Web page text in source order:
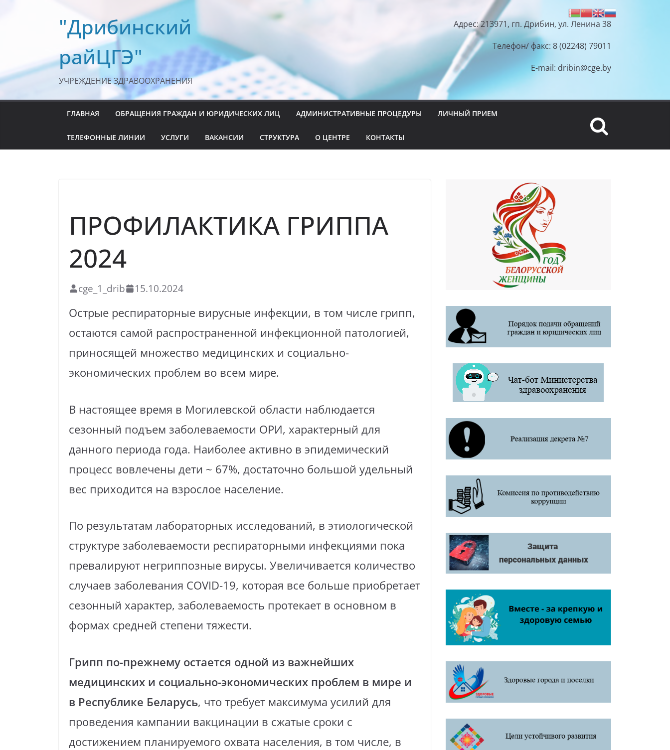
"Дрибинский
райЦГЭ"
УЧРЕЖДЕНИЕ ЗДРАВООХРАНЕНИЯ
Адрес: 213971, гп. Дрибин, ул. Ленина 38
Телефон/ факс: 8 (02248) 79011
E-mail: dribin@cge.by
ГЛАВНАЯ ОБРАЩЕНИЯ ГРАЖДАН И ЮРИДИЧЕСКИХ ЛИЦ АДМИНИСТРАТИВНЫЕ ПРОЦЕДУРЫ ЛИЧНЫЙ ПРИЕМ
ТЕЛЕФОННЫЕ ЛИНИИ УСЛУГИ ВАКАНСИИ СТРУКТУРА О ЦЕНТРЕ КОНТАКТЫ
ПРОФИЛАКТИКА ГРИППА
2024
cge_1_drib 15.10.2024
Острые респираторные вирусные инфекции, в том числе грипп,
остаются самой распространенной инфекционной патологией,
приносящей множество медицинских и социально-
экономических проблем во всем мире.
В настоящее время в Могилевской области наблюдается
сезонный подъем заболеваемости ОРИ, характерный для
данного периода года. Наиболее активно в эпидемический
процесс вовлечены дети ~ 67%, достаточно большой удельный
вес приходится на взрослое население.
По результатам лабораторных исследований, в этиологической
структуре заболеваемости респираторными инфекциями пока
превалируют негриппозные вирусы. Увеличивается количество
случаев заболевания COVID-19, которая все больше приобретает
сезонный характер, заболеваемость протекает в основном в
формах средней степени тяжести.
Грипп по-прежнему остается одной из важнейших
медицинских и социально-экономических проблем в мире и
в Республике Беларусь, что требует максимума усилий для
проведения кампании вакцинации в сжатые сроки с
достижением планируемого охвата населения, в том числе, в